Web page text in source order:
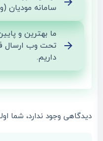
سامانه مودیان
ما بهترین و
تحت وب ارسال
داریم.
دیدگاهی وجود ندارد، شما